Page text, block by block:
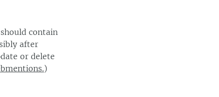
contain
after
or delete
)